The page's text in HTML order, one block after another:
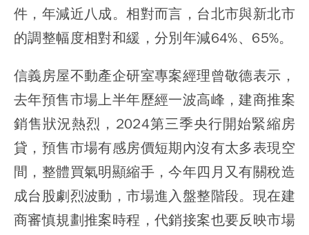
件，年減近八成。相對而言，台北市與新北市
的調整幅度相對和緩，分別年減64%、65%。
信義房屋不動產企研室專案經理曾敬德表示，
去年預售市場上半年歷經一波高峰，建商推案
銷售狀況熱烈，2024第三季央行開始緊縮房
貸，預售市場有感房價短期內沒有太多表現空
間，整體買氣明顯縮手，今年四月又有關稅造
成台股劇烈波動，市場進入盤整階段。現在建
商審慎規劃推案時程，代銷接案也要反映市場